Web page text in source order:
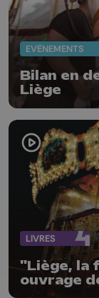
EVÈNEMENTS
Bilan en
Liège
LIVRES
"Liège, la
ouvrage